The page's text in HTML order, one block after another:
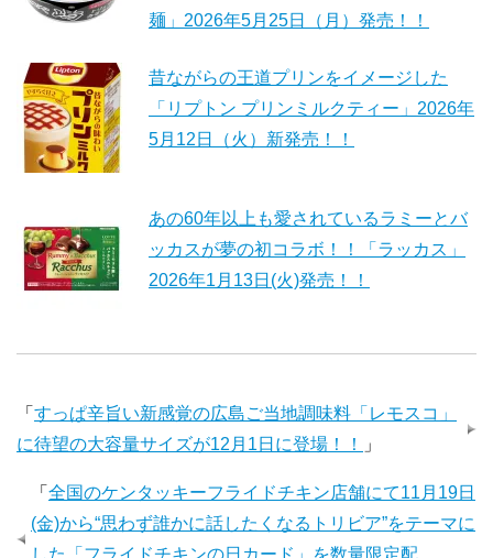
麺」2026年5月25日（月）発売！！
昔ながらの王道プリンをイメージした
「リプトン プリンミルクティー」2026年
5月12日（火）新発売！！
あの60年以上も愛されているラミーとバ
ッカスが夢の初コラボ！！「ラッカス」
2026年1月13日(火)発売！！
「 すっぱ辛旨い新感覚の広島ご当地調味料「レモスコ」
に待望の大容量サイズが12月1日に登場！！
」
「 全国のケンタッキーフライドチキン店舗にて11月19日
(金)から“思わず誰かに話したくなるトリビア”をテーマに
した「フライドチキンの日カード」を数量限定配